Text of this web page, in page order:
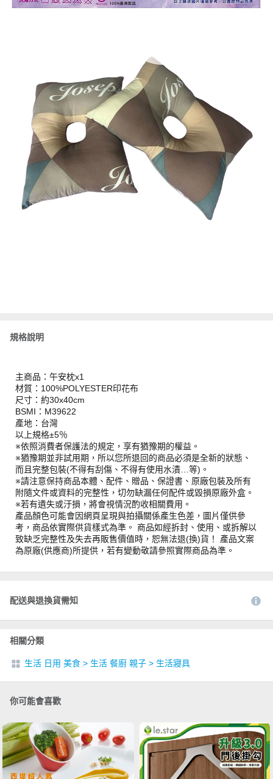
規格說明
主商品：午安枕x1
材質：100%POLYESTER印花布
尺寸：約30x40cm
BSMI：M39622
產地：台灣
以上規格±5％
※依照消費者保護法的規定，享有猶豫期的權益。
※猶豫期並非試用期，所以您所退回的商品必須是全新的狀態、
而且完整包裝(不得有刮傷、不得有使用水漬…等)。
※請注意保持商品本體、配件、贈品、保證書、原廠包裝及所有
附隨文件或資料的完整性，切勿缺漏任何配件或毀損原廠外盒。
※若有遺失或汙損，將會視情況酌收相關費用。
產品顏色可能會因網頁呈現與拍攝關係產生色差，圖片僅供參
考，商品依實際供貨樣式為準。 商品如經拆封、使用、或拆解以
致缺乏完整性及失去再販售價值時，恕無法退(換)貨！ 產品文案
為原廠(供應商)所提供，若有變動敬請參照實際商品為準。
配送與退換貨需知
相關分類
生活 日用 美食 > 生活 餐廚 親子 > 生活寢具
你可能會喜歡